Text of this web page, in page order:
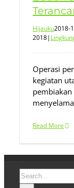
Hijauku2018-
2018|
Operasi
kegiatan
Read More
Search
for: